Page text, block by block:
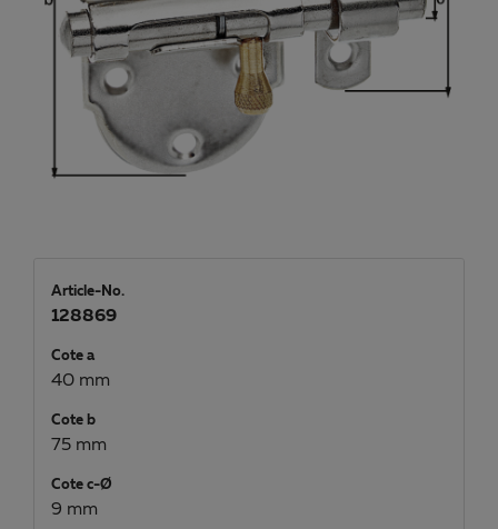
Article-No.
128869
Cote a
40 mm
Cote b
75 mm
Cote c-Ø
9 mm